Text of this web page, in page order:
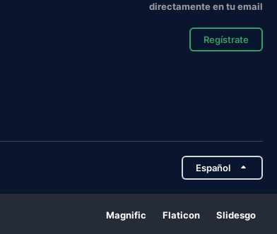
directamente en tu email
Regístrate
Español
Magnific Flaticon Slidesgo